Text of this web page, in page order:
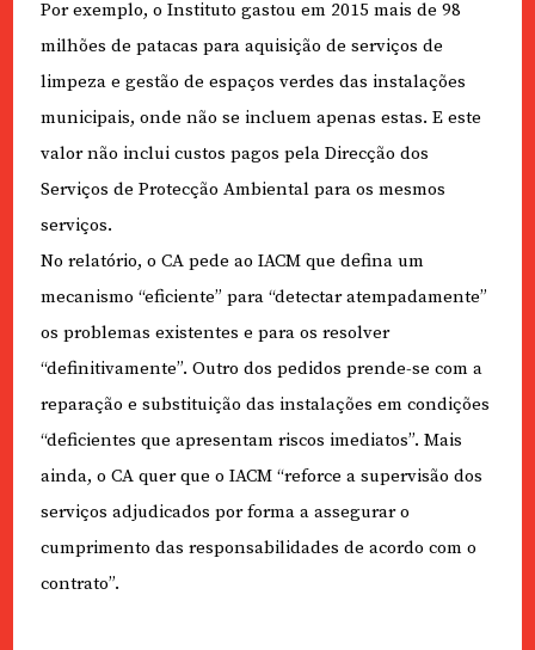
Por exemplo, o Instituto gastou em 2015 mais de 98
milhões de patacas para aquisição de serviços de
limpeza e gestão de espaços verdes das instalações
municipais, onde não se incluem apenas estas. E este
valor não inclui custos pagos pela Direcção dos
Serviços de Protecção Ambiental para os mesmos
serviços.
No relatório, o CA pede ao IACM que defina um
mecanismo “eficiente” para “detectar atempadamente”
os problemas existentes e para os resolver
“definitivamente”. Outro dos pedidos prende-se com a
reparação e substituição das instalações em condições
“deficientes que apresentam riscos imediatos”. Mais
ainda, o CA quer que o IACM “reforce a supervisão dos
serviços adjudicados por forma a assegurar o
cumprimento das responsabilidades de acordo com o
contrato”.